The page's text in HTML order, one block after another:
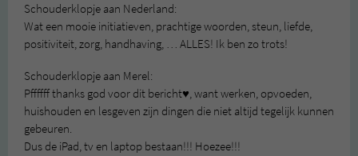
Schouderklopje aan Nederland:
Wat een mooie initiatieven, prachtige woorden, steun, liefde,
positiviteit, zorg, handhaving, … ALLES! Ik ben zo trots!
Schouderklopje aan Merel:
Pffffff thanks god voor dit bericht♥️, want werken, opvoeden,
huishouden en lesgeven zijn dingen die niet altijd tegelijk kunnen
gebeuren.
Dus de iPad, tv en laptop bestaan!!! Hoezee!!!